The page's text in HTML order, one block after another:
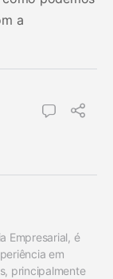
a
Empresarial, é
em
principalmente